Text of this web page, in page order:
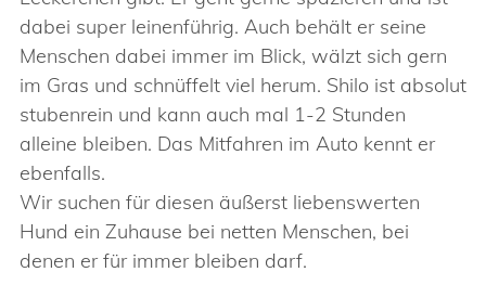
dabei super leinenführig. Auch behält er seine
Menschen dabei immer im Blick, wälzt sich gern
im Gras und schnüffelt viel herum. Shilo ist absolut
stubenrein und kann auch mal 1-2 Stunden
alleine bleiben. Das Mitfahren im Auto kennt er
ebenfalls.
Wir suchen für diesen äußerst liebenswerten
Hund ein Zuhause bei netten Menschen, bei
denen er für immer bleiben darf.